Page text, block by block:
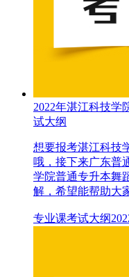
2022年湛江科技学
试大纲
想要报考湛江科技
哦，接下来广东普
学院普通专升本舞
解，希望能帮助大
专业课考试大纲